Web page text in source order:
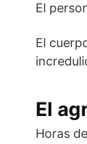
El
El
El
Horas